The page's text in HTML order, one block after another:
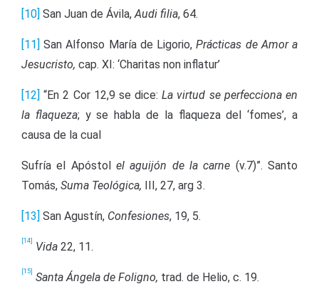
[10] San Juan de Ávila,Audi filia, 64.
[11] San Alfonso María de Ligorio,Prácticas de Amor a
Jesucristo, cap. XI: ‘Charitas non inflatur’
[12] “En 2 Cor 12,9 se dice:La virtud se perfecciona en
la flaqueza; y se habla de la flaqueza del ‘fomes’, a
causa de la cual
Sufría el Apóstol el aguijón de la carne (v.7)”. Santo
Tomás, Suma Teológica, III, 27, arg 3.
[13] San Agustín, Confesiones, 19, 5.
[14] Vida 22, 11.
[15] Santa Ángela de Foligno, trad. de Helio, c. 19.